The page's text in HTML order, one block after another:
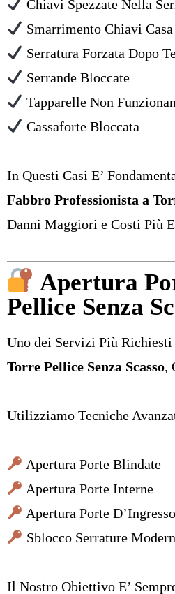
Chiavi Spezzate Nella
Smarrimento Chiavi
Serratura Forzata Dopo
Serrande Bloccate
Tapparelle Non
Cassaforte Bloccata
In Questi Casi E’
Fabbro Professionista a
Danni Maggiori e Costi Più
Apertura
Pellice Senza
Uno dei Servizi Più Richiesti
Torre Pellice Senza Scasso,
Utilizziamo Tecniche
Apertura Porte Blindate
Apertura Porte Interne
Apertura Porte D’Ingresso
Sblocco Serrature
Il Nostro Obiettivo E’